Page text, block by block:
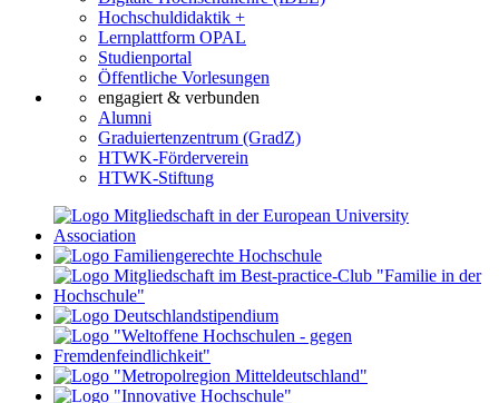
Hochschuldidaktik +
Lernplattform OPAL
Studienportal
Öffentliche Vorlesungen
engagiert & verbunden
Alumni
Graduiertenzentrum (GradZ)
HTWK-Förderverein
HTWK-Stiftung